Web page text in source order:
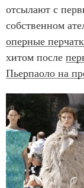
отсылают с
собственном
оперные
хитом после
Пьерпаоло на